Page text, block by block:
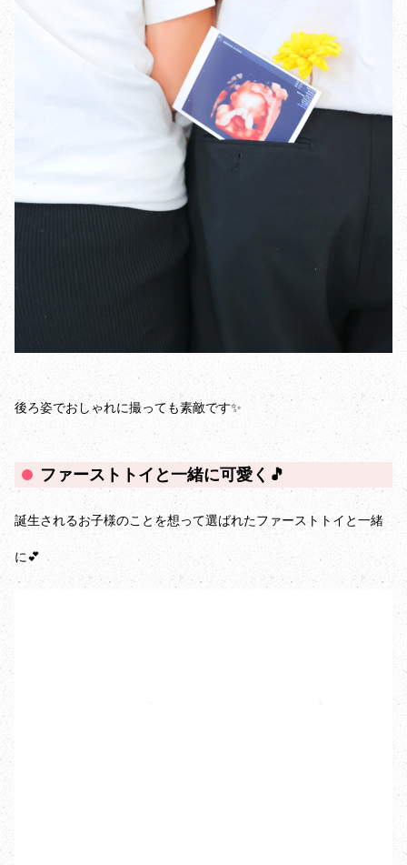
後ろ姿でおしゃれに撮っても素敵です✨
ファーストトイと一緒に可愛く🎵
誕生されるお子様のことを想って選ばれたファーストトイと一緒
に💕